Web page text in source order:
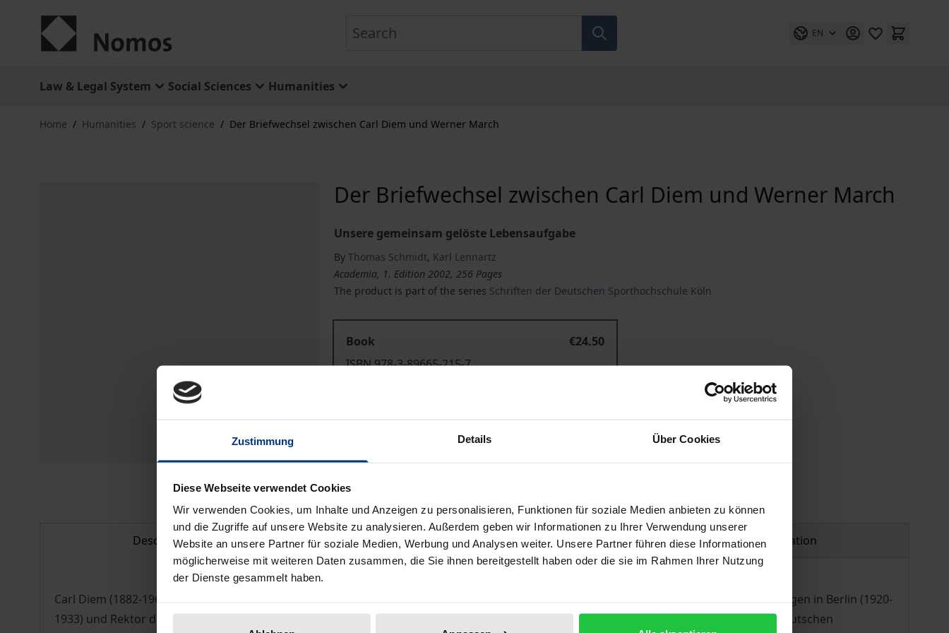
Zustimmung Details Über Cookies
Diese Webseite verwendet Cookies
Wir verwenden Cookies, um Inhalte und Anzeigen zu personalisieren, Funktionen für soziale Medien anbieten zu können
und die Zugriffe auf unsere Website zu analysieren. Außerdem geben wir Informationen zu Ihrer Verwendung unserer
Website an unsere Partner für soziale Medien, Werbung und Analysen weiter. Unsere Partner führen diese Informationen
möglicherweise mit weiteren Daten zusammen, die Sie ihnen bereitgestellt haben oder die sie im Rahmen Ihrer Nutzung
der Dienste gesammelt haben.
EN
Law & Legal System Social Sciences Humanities
Home / Humanities / Sport science / Der Briefwechsel zwischen Carl Diem und Werner March
Der Briefwechsel zwischen Carl Diem und Werner March
Unsere gemeinsam gelöste Lebensaufgabe
By Thomas Schmidt, Karl Lennartz
Academia, 1. Edition 2002, 256 Pages
The product is part of the series Schriften der Deutschen Sporthochschule Köln
Book
€24.50
ISBN 978-3-89665-215-7
Add to Wish List
Description Bibliographical data Product safety information
Carl Diem (1882-1962) war Generalsekretär der Spiele der XI. Olympiade Berlin 1936, Prorektor der Deutschen Hochschule für Leibesübungen in Berlin (1920-
1933) und Rektor der Sporthochschule in Köln (1947-1962). Werner March (1894-1976) war Architekt und Erbauer des Sportforums der Deutschen